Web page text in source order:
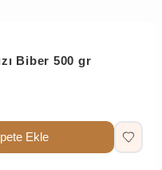
Biber 500 gr
Ekle